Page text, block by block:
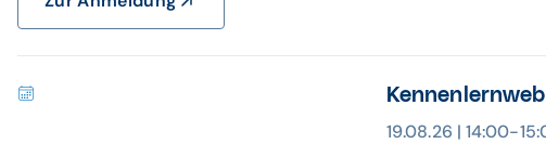
19.08.26 | 14:00-